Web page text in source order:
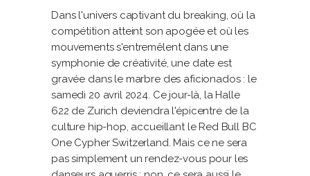
Dans l'univers captivant du breaking, où la
compétition atteint son apogée et où les
mouvements s'entremêlent dans une
symphonie de créativité, une date est
gravée dans le marbre des aficionados : le
samedi 20 avril 2024. Ce jour-là, la Halle
622 de Zurich deviendra l'épicentre de la
culture hip-hop, accueillant le Red Bull BC
One Cypher Switzerland. Mais ce ne sera
pas simplement un rendez-vous pour les